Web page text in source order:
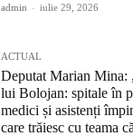
admin - iulie 29, 2026
ACTUAL
Deputat Marian
lui Bolojan: spitale în
medici și asistenți
care trăiesc cu teama